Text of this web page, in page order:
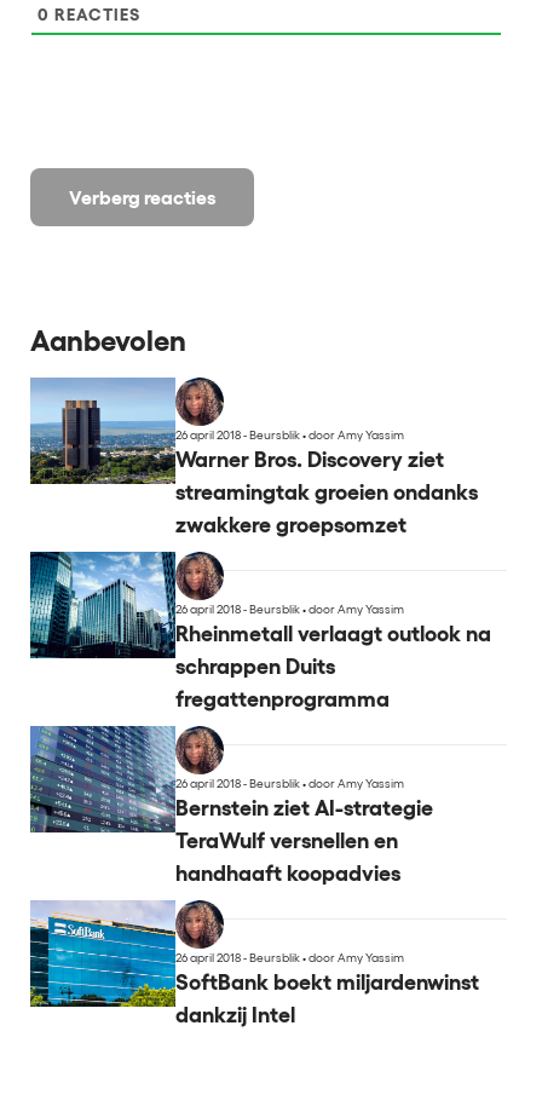
Verberg reacties
0 REACTIES
Aanbevolen
26 april 2018 - Beursblik•door Amy Yassim
Warner Bros. Discovery ziet
streamingtak groeien ondanks
zwakkere groepsomzet
26 april 2018 - Beursblik•door Amy Yassim
Rheinmetall verlaagt outlook na
schrappen Duits
fregattenprogramma
26 april 2018 - Beursblik•door Amy Yassim
Bernstein ziet AI-strategie
TeraWulf versnellen en
handhaaft koopadvies
26 april 2018 - Beursblik•door Amy Yassim
SoftBank boekt miljardenwinst
dankzij Intel